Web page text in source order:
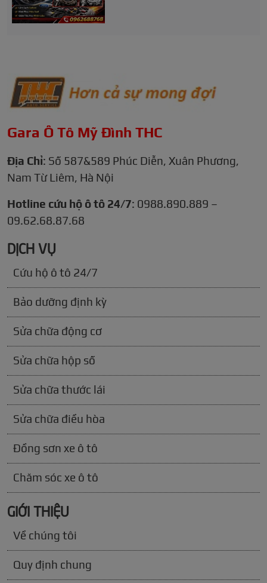
Gara Ô Tô Mỹ Đình THC
Địa Chỉ: Số 587&589 Phúc Diễn, Xuân Phương,
Nam Từ Liêm, Hà Nội
Hotline cứu hộ ô tô 24/7: 0988.890.889 –
09.62.68.87.68
DỊCH VỤ
Cứu hộ ô tô 24/7
Bảo dưỡng định kỳ
Sửa chữa động cơ
Sửa chữa hộp số
Sửa chữa thước lái
Sửa chữa điều hòa
Đồng sơn xe ô tô
Chăm sóc xe ô tô
GIỚI THIỆU
Về chúng tôi
Quy định chung